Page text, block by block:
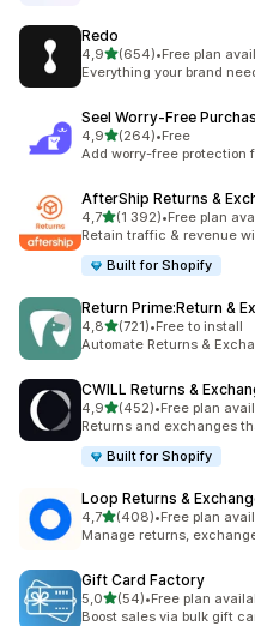
Redo
4,9na 5 gwiazdek
(654)
Łączna liczba recenzji:
•Free plan
Everything your brand
Seel Worry‑Free
4,9na 5 gwiazdek
(264)
Łączna liczba recenzji: 264
•Free
Add worry-free protection
AfterShip Returns &
4,7na 5 gwiazdek
(1 392)
Łączna liczba recenzji:
•Free plan
Retain traffic & revenue
Built for Shopify
Return Prime:Return &
4,8na 5 gwiazdek
(721)
Łączna liczba recenzji: 721
•Free to install
Automate Returns &
CWILL Returns &
4,9na 5 gwiazdek
(452)
Łączna liczba recenzji:
•Free plan
Returns and exchanges
Built for Shopify
Loop Returns &
4,7na 5 gwiazdek
(408)
Łączna liczba recenzji:
•Free plan
Manage returns,
Gift Card Factory
5,0na 5 gwiazdek
(54)
Łączna liczba recenzji: 54
•Free plan
Boost sales via bulk gift